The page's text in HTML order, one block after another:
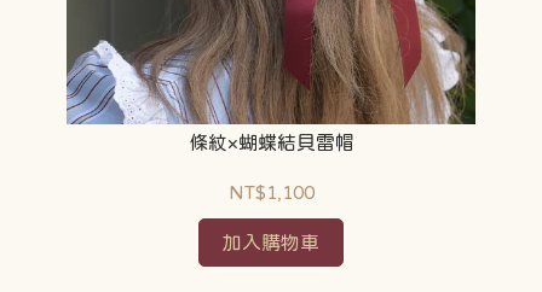
條紋×蝴蝶結貝雷帽
NT$1,100
加入購物車